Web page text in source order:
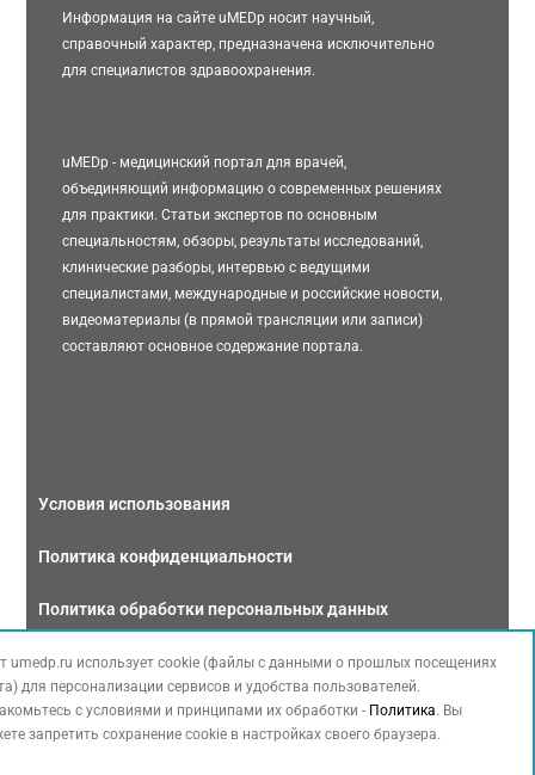
Информация на сайте uMEDp носит научный,
справочный характер, предназначена исключительно
для специалистов здравоохранения.
uMEDp - медицинский портал для врачей,
объединяющий информацию о современных решениях
для практики. Статьи экспертов по основным
специальностям, обзоры, результаты исследований,
клинические разборы, интервью с ведущими
специалистами, международные и российские новости,
видеоматериалы (в прямой трансляции или записи)
составляют основное содержание портала.
Условия использования
Политика конфиденциальности
Политика обработки персональных данных
Связаться с нами
umedp.ru использует cookie (файлы с данными о прошлых посещениях
для персонализации сервисов и удобства пользователей.
с условиями и принципами их обработки - Политика. Вы
запретить сохранение cookie в настройках своего браузера.